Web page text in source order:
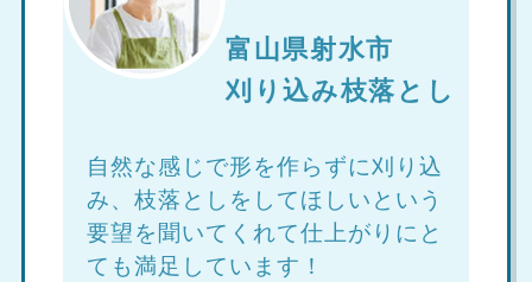
富山県射水市
刈り込み枝落とし
自然な感じで形を作らずに刈り込
み、枝落としをしてほしいという
要望を聞いてくれて仕上がりにと
ても満足しています！